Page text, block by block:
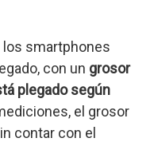
los smartphones
con un grosor
plegado según
el grosor
contar con el